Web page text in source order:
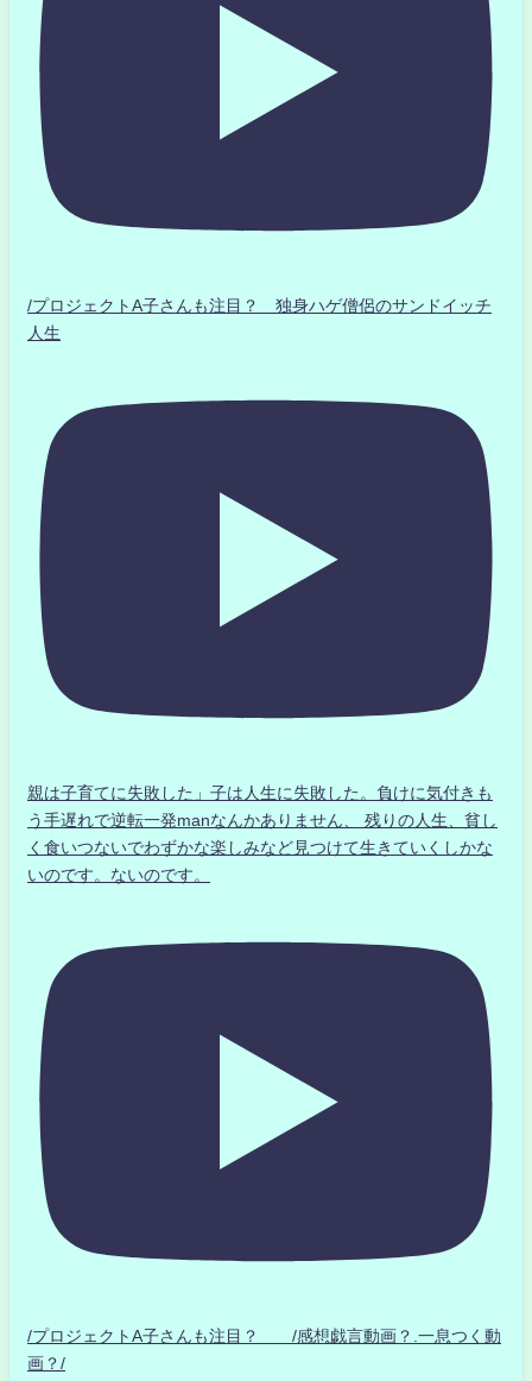
/プロジェクトA子さんも注目？ 独身ハゲ僧侶のサンドイッチ
人生
親は子育てに失敗した」子は人生に失敗した。負けに気付きも
う手遅れで逆転一発manなんかありません、 残りの人生、貧し
く食いつないでわずかな楽しみなど見つけて生きていくしかな
いのです。ないのです。
/プロジェクトA子さんも注目？ /感想戯言動画？.一息つく動
画？/